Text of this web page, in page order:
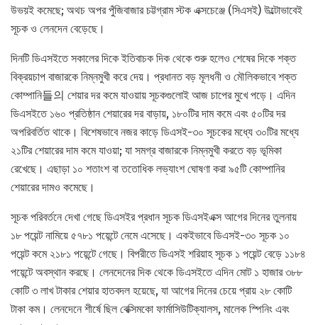
উভয়ই কমেছে; অথচ অপর পুঁজিবাজার চট্টগ্রাম স্টক এক্সচেঞ্জে (সিএসই) উল্টোভাবেই
সূচক ও লেনদেন বেড়েছে।
দিনটি ডিএসইতে সকালের দিকে ইতিবাচক দিক থেকে শুরু হলেও শেষের দিকে শক্ত
বিক্রয়চাপ বাজারকে নিম্নমুখী করে দেয়। প্রধানত বড় মূলধনী ও মৌলিকভাবে শক্ত
কোম্পানি들의 শেয়ার দর কমে যাওয়ায় সূচকগুলোই আজ চাপের মুখে পড়ে। এদিন
ডিএসইতে ১৬০ প্রতিষ্ঠান শেয়ারের দর বাড়ায়, ১৮০টির দাম কমে এবং ৫০টির দর
অপরিবর্তিত থাকে। বিশেষভাবে নজর কাড়ে ডিএসই-৩০ সূচকের মধ্যে ৩০টির মধ্যে
২১টির শেয়ারের দাম কমে যাওয়া; যা সমগ্র বাজারকে নিম্নমুখী করতে বড় ভূমিকা
রেখেছে। এছাড়া ১০ শতাংশ বা ততোধিক লভ্যাংশ ঘোষণা করা ৯৫টি কোম্পানির
শেয়ারের দামও কমেছে।
সূচক পরিবর্তনে দেখা গেছে ডিএসইর প্রধান সূচক ডিএসইএক্স আগের দিনের তুলনায়
১৮ পয়েন্ট নামিয়ে ৫৭৮১ পয়েন্টে নেমে এসেছে। একইভাবে ডিএসই-৩০ সূচক ১০
পয়েন্ট কমে ২১৮১ পয়েন্টে গেছে। বিপরীতে ডিএসই শরিয়াহ সূচক ১ পয়েন্ট বেড়ে ১১৮৪
পয়েন্টে অবস্থান করছে। লেনদেনের দিক থেকে ডিএসইতে এদিন মোট ১ হাজার ৩৮৮
কোটি ৩ লাখ টাকার শেয়ার হাতবদল হয়েছে, যা আগের দিনের চেয়ে প্রায় ২৮ কোটি
টাকা কম। লেনদেনে শীর্ষে ছিল বেক্সিমকো ফার্মাসিউটিক্যালস, মালেক স্পিনিং এবং